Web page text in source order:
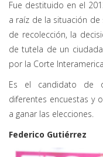
Fue destituido en el
a raíz de la situación
de recolección, la
de tutela de un
por la Corte
Es el candidato de
diferentes encuestas y
a ganar las elecciones.
Federico Gutiérrez